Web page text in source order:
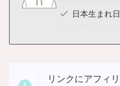
日本生まれ
リンクにアフィ